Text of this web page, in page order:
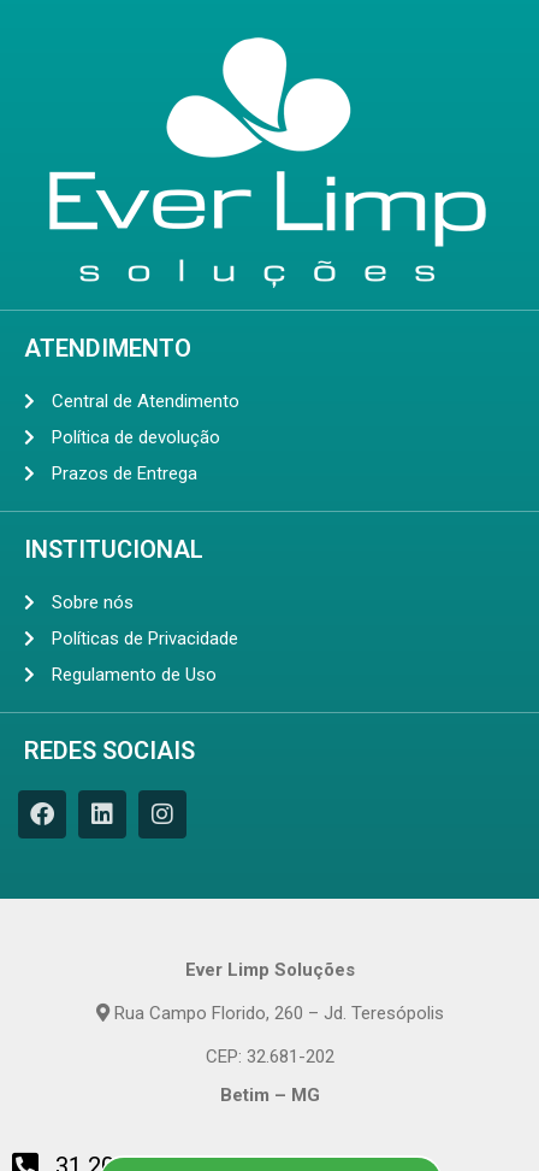
ATENDIMENTO
Central de Atendimento
Política de devolução
Prazos de Entrega
INSTITUCIONAL
Sobre nós
Políticas de Privacidade
Regulamento de Uso
REDES SOCIAIS
Ever Limp Soluções
Rua Campo Florido, 260 – Jd. Teresópolis
CEP: 32.681-202
Betim – MG